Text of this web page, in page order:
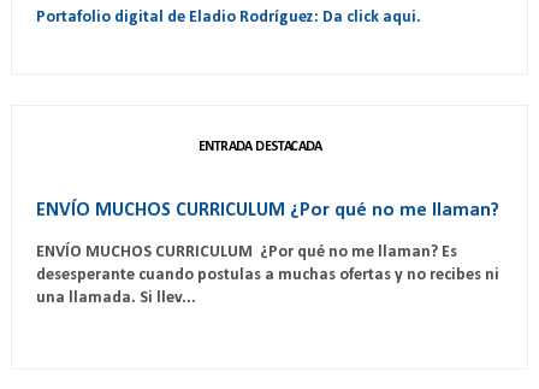
Portafolio digital de Eladio Rodríguez: Da click aqui.
ENTRADA DESTACADA
ENVÍO MUCHOS CURRICULUM ¿Por qué no me llaman?
ENVÍO MUCHOS CURRICULUM ¿Por qué no me llaman? Es
desesperante cuando postulas a muchas ofertas y no recibes ni
una llamada. Si llev...